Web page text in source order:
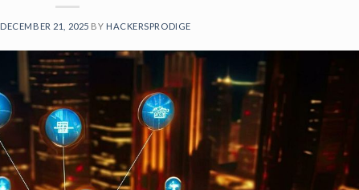
DECEMBER 21, 2025 BY HACKERSPRODIGE